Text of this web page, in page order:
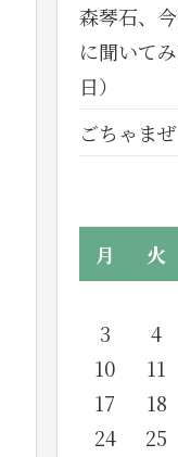
森琴石、
に聞いて
日）
ごちゃま
月
火
3
4
10
11
17
18
24
25